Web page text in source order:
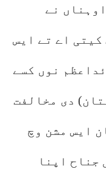
نے
کیتی اے تے ایس
نوں کسے
دی مخالفت
ایس مشن وچ
جناح اپنا